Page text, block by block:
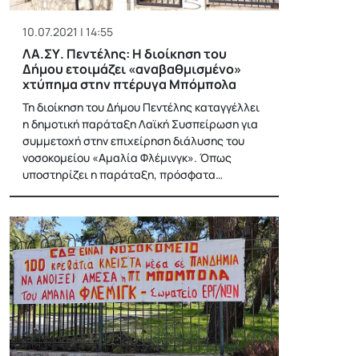
10.07.2021 | 14:55
ΛΑ.ΣΥ. Πεντέλης: Η διοίκηση του
Δήμου ετοιμάζει «αναβαθμισμένο»
χτύπημα στην πτέρυγα Μπόμπολα
Τη διοίκηση του Δήμου Πεντέλης καταγγέλλει
η δημοτική παράταξη Λαϊκή Συσπείρωση για
συμμετοχή στην επιχείρηση διάλυσης του
νοσοκομείου «Αμαλία Φλέμινγκ». Όπως
υποστηρίζει η παράταξη, πρόσφατα…